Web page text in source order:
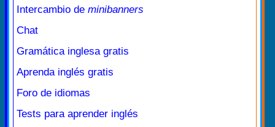
Intercambio de minibanners
Chat
Gramática inglesa gratis
Aprenda inglés gratis
Foro de idiomas
Tests para aprender inglés